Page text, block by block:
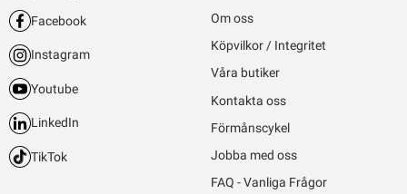
Facebook
Instagram
Youtube
LinkedIn
TikTok
Om oss
Köpvilkor / Integritet
Våra butiker
Kontakta oss
Förmånscykel
Jobba med oss
FAQ - Vanliga Frågor